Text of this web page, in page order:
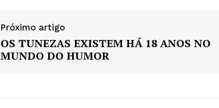
Próximo artigo
OS TUNEZAS EXISTEM HÁ 18 ANOS NO
MUNDO DO HUMOR